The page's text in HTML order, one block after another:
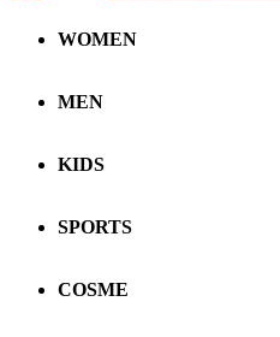
WOMEN
MEN
KIDS
SPORTS
COSME